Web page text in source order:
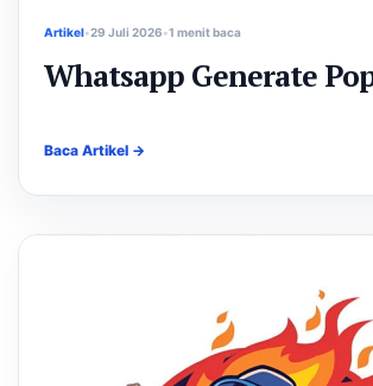
Artikel 29 Juli 2026 1 menit baca
Whatsapp Generate
Baca Artikel →